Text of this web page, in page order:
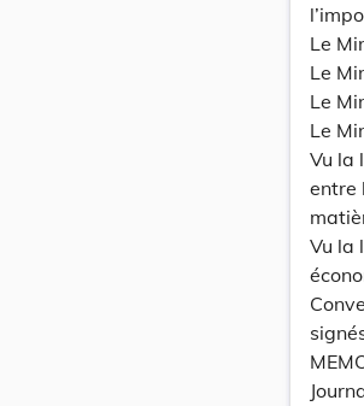
Le
Le
Le
Le
Vu la
entre
Vu la